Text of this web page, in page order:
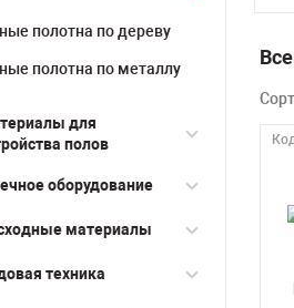
полотна по дереву
полотна по металлу
для
полов
оборудование
материалы
техника